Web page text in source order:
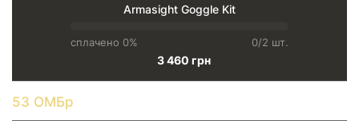
Armasight Goggle Kit
сплачено 0% 0/2 шт.
3 460 грн
53 ОМБр